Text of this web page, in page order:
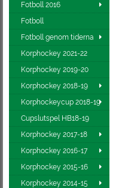
Fotboll 2016
Fotboll
Fotboll genom tiderna
Korphockey 2021-22
Korphockey 2019-20
Korphockey 2018-19
Korphockeycup 2018-19
Cupslutspel HB18-19
Korphockey 2017-18
Korphockey 2016-17
Korphockey 2015-16
Korphockey 2014-15